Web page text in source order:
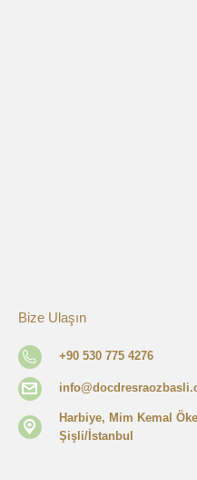
Bize Ulaşın
+90 530 775 4276
Harbiye, Mim Kemal
Şişli/İstanbul